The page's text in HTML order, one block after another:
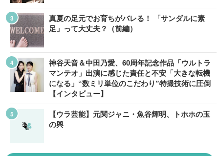
真夏の足元でお育ちがバレる！ 「サンダルに素
足」って大丈夫？（前編）
神谷天音＆中田乃愛、60周年記念作品「ウルトラ
マンテオ」出演に感じた責任と不安「大きな転機
になる」“数ミリ単位のこだわり”特撮技術に圧倒
【インタビュー】
【ウラ芸能】元関ジャニ・魚谷輝明、トホホの玉
の輿